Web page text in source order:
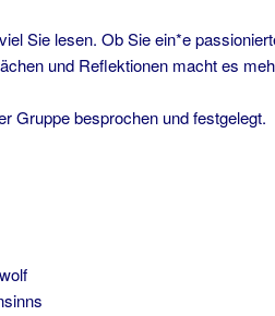
Sie lesen. Ob Sie ein*e
und Reflektionen macht es
Gruppe besprochen und festgelegt.